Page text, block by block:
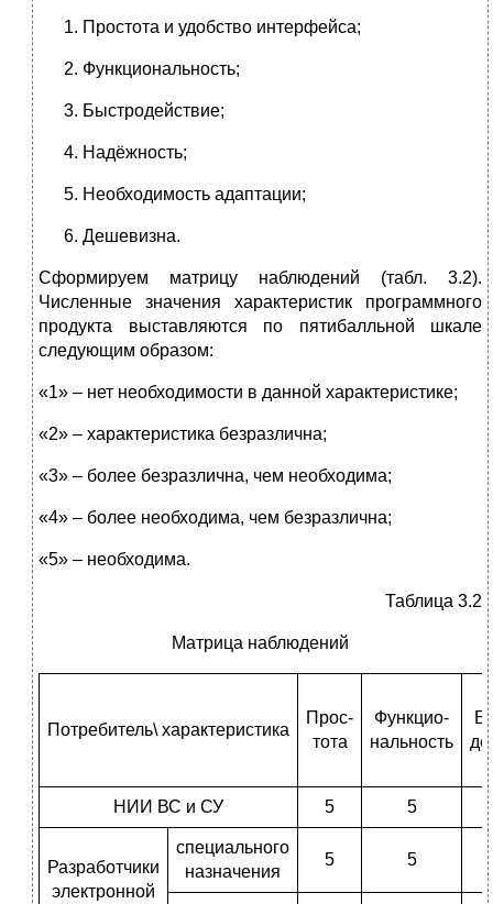
Простота и удобство интерфейса;
Функциональность;
Быстродействие;
Надёжность;
Необходимость адаптации;
Дешевизна.
Сформируем матрицу наблюдений (табл. 3.2).
Численные значения характеристик программного
продукта выставляются по пятибалльной шкале
следующим образом:
«1» – нет необходимости в данной характеристике;
«2» – характеристика безразлична;
«3» – более безразлична, чем необходима;
«4» – более необходима, чем безразлична;
«5» – необходима.
Таблица 3.2
Матрица наблюдений
Потребитель\ характеристика
Прос-
тота
Функцио-
нальность
НИИ ВС и СУ 5 5
Разработчики
электронной
специального
назначения
5 5